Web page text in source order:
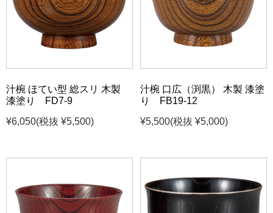
汁椀 ほてい型 総スリ 木製
漆塗り FD7-9
¥6,050(税抜 ¥5,500)
汁椀 口広（渕黒） 木製 漆塗
り FB19-12
¥5,500(税抜 ¥5,000)